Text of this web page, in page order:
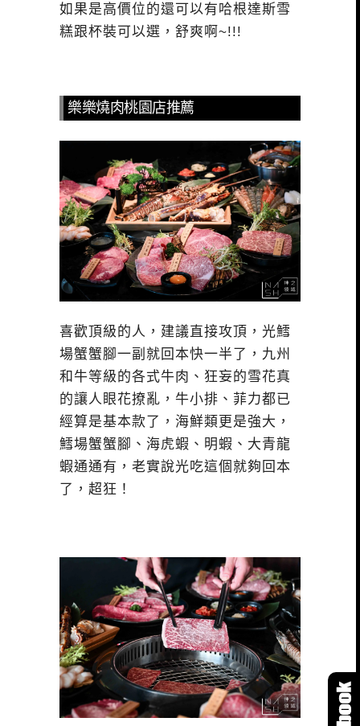
如果是高價位的還可以有哈根達斯雪
糕跟杯裝可以選，舒爽啊~!!!
樂樂燒肉桃園店推薦
喜歡頂級的人，建議直接攻頂，光鱈
場蟹蟹腳一副就回本快一半了，九州
和牛等級的各式牛肉、狂妄的雪花真
的讓人眼花撩亂，牛小排、菲力都已
經算是基本款了，海鮮類更是強大，
鱈場蟹蟹腳、海虎蝦、明蝦、大青龍
蝦通通有，老實說光吃這個就夠回本
了，超狂！